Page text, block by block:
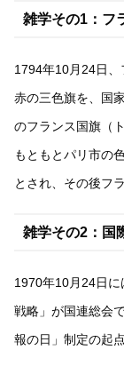
雑学その1：フ
1794年10月24日、
赤の三色旗を、国
のフランス国旗（
もともとパリ市の
とされ、その後フ
雑学その2：国
1970年10月24日
戦略」が国連総会
報の日」制定の起